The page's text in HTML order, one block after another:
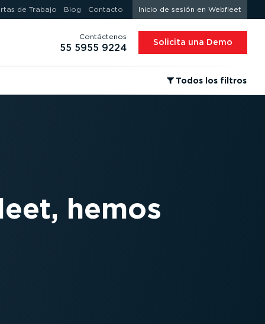
de Trabajo Blog Contacto Inicio de sesión en Webfleet
Contáctenos
55 5955 9224 Solicita una Demo
⁠Todos los filtros
hemos